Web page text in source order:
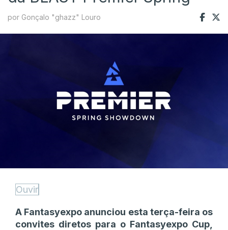
por Gonçalo "ghazz" Louro
Ouvir
A Fantasyexpo anunciou esta terça-feira os
convites diretos para o Fantasyexpo Cup,